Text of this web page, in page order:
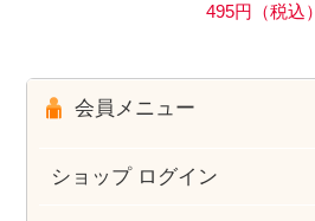
495円（税込）
会員メニュー
ショップ ログイン